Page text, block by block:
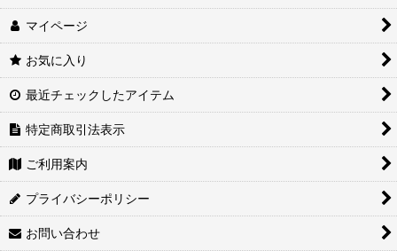
マイページ
お気に入り
最近チェックしたアイテム
特定商取引法表示
ご利用案内
プライバシーポリシー
お問い合わせ